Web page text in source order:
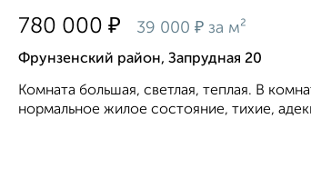
780 000 ₽ 39 000 ₽ за м²
Фрунзенский район, Запрудная 20
Комната большая, светлая, теплая. В
нормальное жилое состояние, тихие,